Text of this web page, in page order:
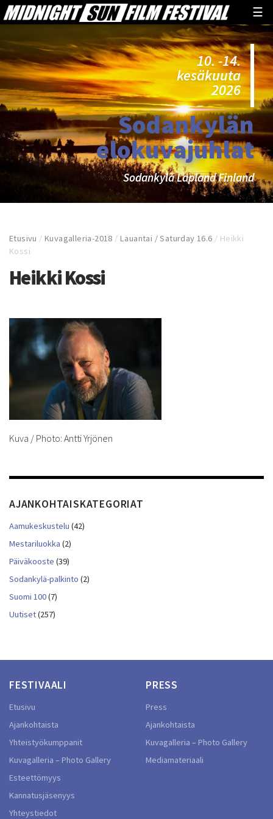
☰
10. -14.
kesäkuuta
2026
Sodankylän
elokuvajuhlat
Sodankylä Lapland Finland
Etusivu /Kuvagalleria-2018 /Lauantai / Saturday 16.6 / Heikki
Kossi
Heikki Kossi
Kuva / Photo: Antti Yrjönen
AJANKOHTAISKATEGORIAT
Aamukeskustelu (42)
Mestariluokka (2)
Päiväkooste (39)
Sodankylä-palkinto (2)
Suomi 100(7)
Uutiset(257)
FESTIVAALI
Etusivu
Ajankohtaista
Yhteistyökumppanit
Kuvagalleria – Photo Gallery
Esteettömyys
Kannatusjäsenyys
Yhteystiedot
PRESS
Press
Ajankohtaista
Kuvagalleria – Photo Gallery
Mediamateriaali